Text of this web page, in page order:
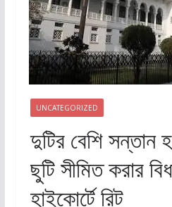
UNCATEGORIZED
দুটির বেশি সন্তান
ছুটি সীমিত করার
হাইকোর্টে রিট